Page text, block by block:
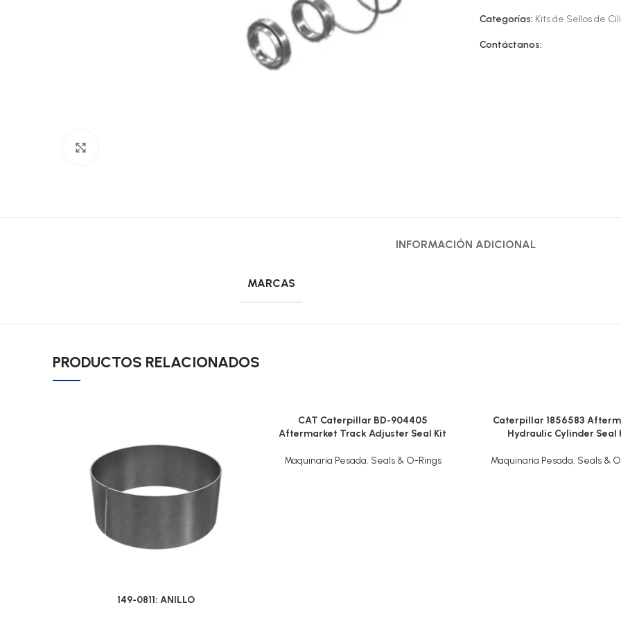
Categorías: Kits de Sellos de
Contáctanos:
INFORMACIÓN ADICIONAL
MARCAS
PRODUCTOS RELACIONADOS
149-0811: ANILLO
CAT Caterpillar BD-904405
Aftermarket Track Adjuster Seal Kit
Maquinaria Pesada, Seals & O-Rings
Caterpillar 1856583
Hydraulic Cylinder Seal
Maquinaria Pesada, Seals &